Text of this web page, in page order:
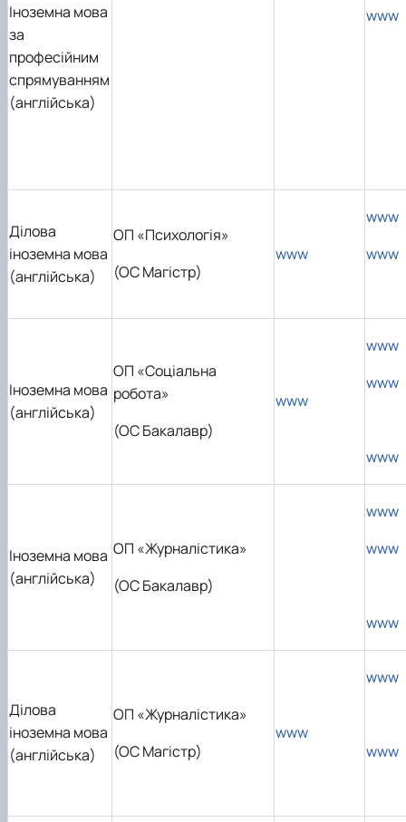
Іноземна мова
за
професійним
спрямуванням
(англійська)
www
Ділова
іноземна мова
(англійська)
ОП «Психологія»
(ОС Магістр)
www
www
www
Іноземна мова
(англійська)
ОП «Соціальна
робота»
(ОС Бакалавр)
www
www
www
www
Іноземна мова
(англійська)
ОП «Журналістика»
(ОС Бакалавр)
www
www
www
Ділова
іноземна мова
(англійська)
ОП «Журналістика»
(ОС Магістр)
www
www
www